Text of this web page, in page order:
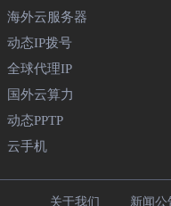
海外云服务器
动态IP拨号
全球代理IP
国外云算力
动态PPTP
云手机
关于我们 新闻公